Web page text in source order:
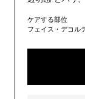
ケアする部位
フェイス・デコル